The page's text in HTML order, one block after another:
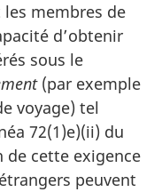
les membres de
d’obtenir
sous le
(par exemple
voyage) tel
72(1)e)(ii) du
de cette exigence
peuvent